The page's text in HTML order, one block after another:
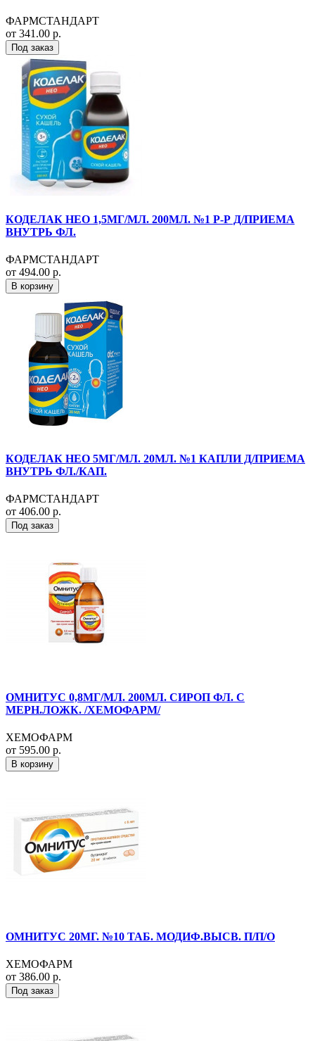
ФАРМСТАНДАРТ
от 341.00 р.
Под заказ
КОДЕЛАК НЕО 1,5МГ/МЛ. 200МЛ. №1 Р-Р Д/ПРИЕМА
ВНУТРЬ ФЛ.
ФАРМСТАНДАРТ
от 494.00 р.
В корзину
КОДЕЛАК НЕО 5МГ/МЛ. 20МЛ. №1 КАПЛИ Д/ПРИЕМА
ВНУТРЬ ФЛ./КАП.
ФАРМСТАНДАРТ
от 406.00 р.
Под заказ
ОМНИТУС 0,8МГ/МЛ. 200МЛ. СИРОП ФЛ. С
МЕРН.ЛОЖК. /ХЕМОФАРМ/
ХЕМОФАРМ
от 595.00 р.
В корзину
ОМНИТУС 20МГ. №10 ТАБ. МОДИФ.ВЫСВ. П/П/О
ХЕМОФАРМ
от 386.00 р.
Под заказ